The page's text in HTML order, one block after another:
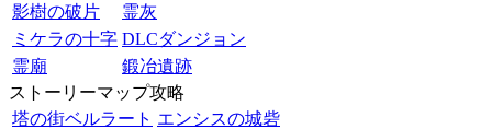
影樹の破片
霊灰
ミケラの十字 DLCダンジョン
霊廟
鍛冶遺跡
ストーリーマップ攻略
塔の街ベルラート エンシスの城砦